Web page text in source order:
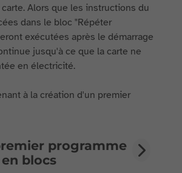
Alors que les instructions du
dans le bloc "Répéter
exécutées après le démarrage
jusqu'à ce que la carte ne
en électricité.
à la création d'un premier
programme
en blocs